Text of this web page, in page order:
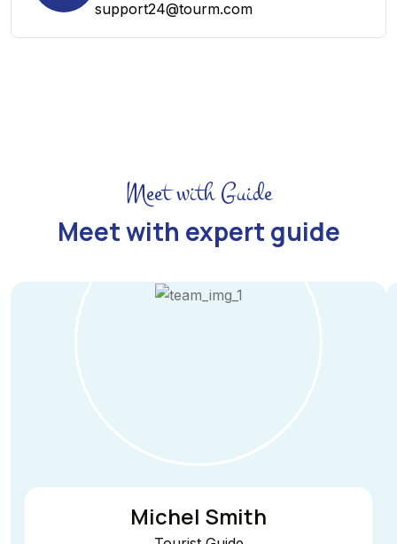
support24@tourm.com
Meet with Guide
Meet with expert guide
Michel Smith